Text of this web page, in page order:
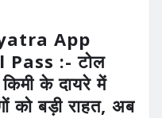
App
:- टोल
के दायरे में
को बड़ी राहत, अब